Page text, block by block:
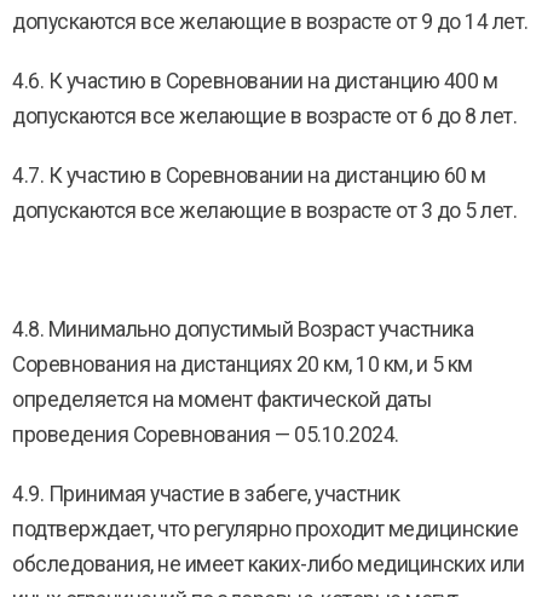
допускаются все желающие в возрасте от 9 до 14 лет.
4.6. К участию в Соревновании на дистанцию 400 м
допускаются все желающие в возрасте от 6 до 8 лет.
4.7. К участию в Соревновании на дистанцию 60 м
допускаются все желающие в возрасте от 3 до 5 лет.
4.8. Минимально допустимый Возраст участника
Соревнования на дистанциях 20 км, 10 км, и 5 км
определяется на момент фактической даты
проведения Соревнования — 05.10.2024.
4.9. Принимая участие в забеге, участник
подтверждает, что регулярно проходит медицинские
обследования, не имеет каких-либо медицинских или